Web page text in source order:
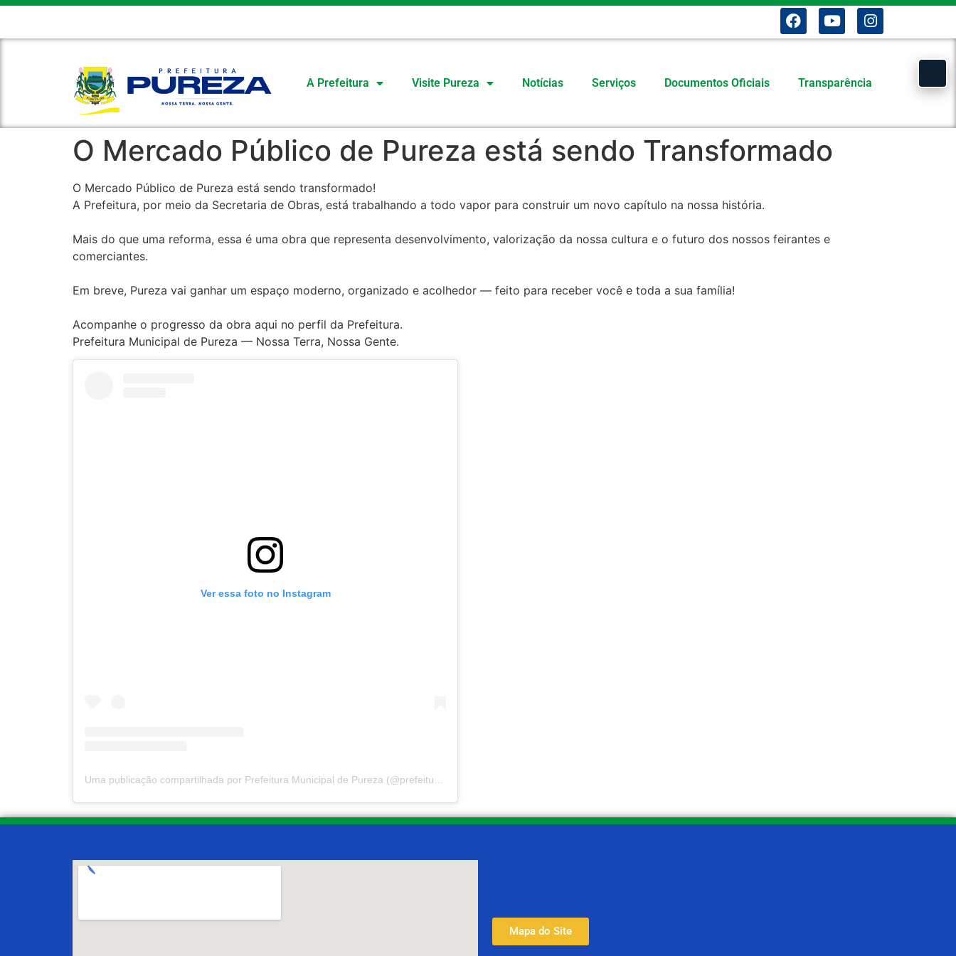
A Prefeitura Visite Pureza Notícias Serviços Documentos Oficiais Transparência
O Mercado Público de Pureza está sendo Transformado
O Mercado Público de Pureza está sendo transformado!
A Prefeitura, por meio da Secretaria de Obras, está trabalhando a todo vapor para construir um novo capítulo na nossa história.
Mais do que uma reforma, essa é uma obra que representa desenvolvimento, valorização da nossa cultura e o futuro dos nossos feirantes e
comerciantes.
Em breve, Pureza vai ganhar um espaço moderno, organizado e acolhedor — feito para receber você e toda a sua família!
Acompanhe o progresso da obra aqui no perfil da Prefeitura.
Prefeitura Municipal de Pureza — Nossa Terra, Nossa Gente.
Ver essa foto no Instagram
Mapa do Site